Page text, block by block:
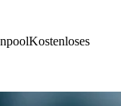
Kostenloses